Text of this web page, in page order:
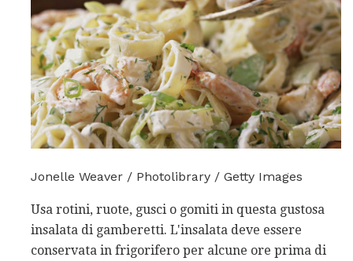
Jonelle Weaver / Photolibrary / Getty Images
Usa rotini, ruote, gusci o gomiti in questa gustosa
insalata di gamberetti. L'insalata deve essere
conservata in frigorifero per alcune ore prima di